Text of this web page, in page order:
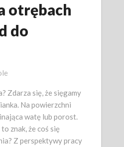
otrębach
do
Zdarza się, że sięgamy
Na powierzchni
watę lub porost.
znak, że coś się
Z perspektywy pracy